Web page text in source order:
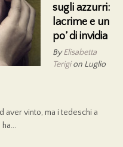
sugli azzurri:
lacrime e un
po’ di invidia
ByElisabetta
Terigion Luglio
aver vinto, ma i tedeschi a